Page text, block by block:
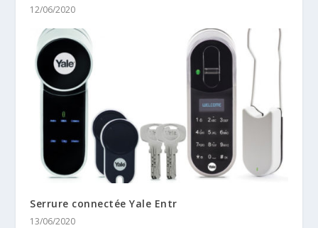
12/06/2020
Serrure connectée Yale Entr
13/06/2020